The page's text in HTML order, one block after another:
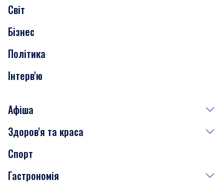
Нерухомість
Транспорт
Світ
Бізнес
Політика
Інтерв'ю
Афіша
Сьогодні
Завтра
Субота
Здоров'я та краса
Медицина
Краса
Спорт
Гастрономія